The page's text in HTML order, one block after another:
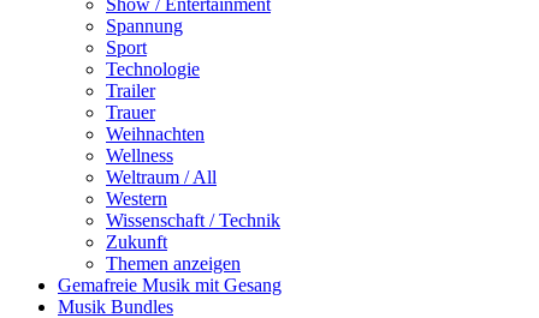
Show / Entertainment
Spannung
Sport
Technologie
Trailer
Trauer
Weihnachten
Wellness
Weltraum / All
Western
Wissenschaft / Technik
Zukunft
Themen anzeigen
Gemafreie Musik mit Gesang
Musik Bundles